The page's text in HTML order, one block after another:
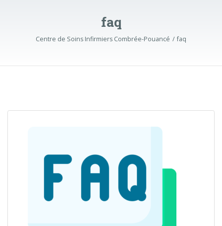
faq
Centre de Soins Infirmiers Combrée-Pouancé faq